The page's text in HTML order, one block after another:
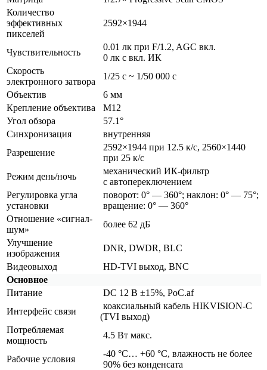
Количество
эффективных
пикселей
2592×1944
Чувствительность
0.01 лк при F/1.2, AGC вкл.
0 лк с вкл. ИК
Скорость
электронного затвора
1/25 с ~ 1/50 000 с
Объектив
6 мм
Крепление объектива
М12
Угол обзора
57.1°
Синхронизация
внутренняя
Разрешение
2592×1944 при 12.5 к/с, 2560×1440
при 25 к/c
Режим день/ночь
механический ИК-фильтр
с автопереключением
Регулировка угла
установки
поворот: 0° — 360°; наклон: 0° — 75°;
вращение: 0° — 360°
Отношение «сигнал-
шум»
более 62 дБ
Улучшение
изображения
DNR, DWDR, BLC
Видеовыход
HD-TVI выход, BNC
Основное
Питание
DC 12 В ±15%, PoC.af
Интерфейс связи
коаксиальный кабель HIKVISION-C
(TVI выход)
Потребляемая
мощность
4.5 Вт макс.
Рабочие условия
-40 °С… +60 °С, влажность не более
90% без конденсата